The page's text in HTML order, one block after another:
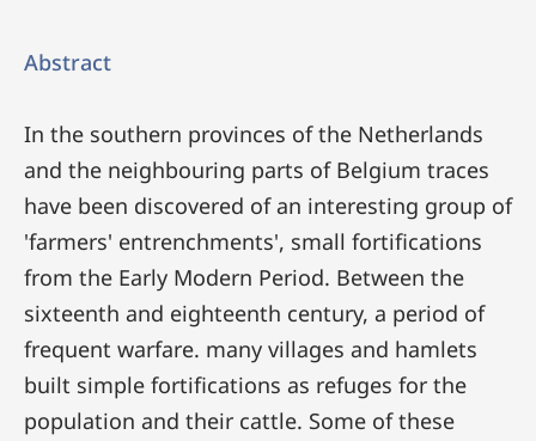
Abstract
In the southern provinces of the Netherlands
and the neighbouring parts of Belgium traces
have been discovered of an interesting group of
'farmers' entrenchments', small fortifications
from the Early Modern Period. Between the
sixteenth and eighteenth century, a period of
frequent warfare. many villages and hamlets
built simple fortifications as refuges for the
population and their cattle. Some of these